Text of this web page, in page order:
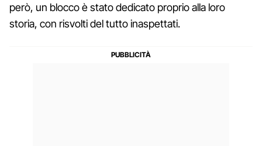
però, un blocco è stato dedicato proprio alla loro
storia, con risvolti del tutto inaspettati.